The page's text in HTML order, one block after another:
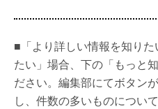
■「より詳しい情報を知り
たい」場合、下の「もっと
ださい。編集部にてボタン
し、件数の多いものについ